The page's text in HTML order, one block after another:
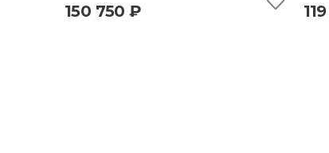
быстрый просмотр
150 750 ₽